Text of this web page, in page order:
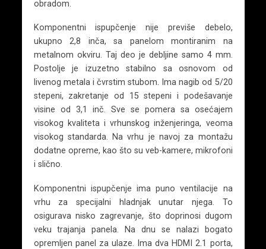
obradom.
Komponentni ispupčenje nije previše debelo,
ukupno 2,8 inča, sa panelom montiranim na
metalnom okviru. Taj deo je debljine samo 4 mm.
Postolje je izuzetno stabilno sa osnovom od
livenog metala i čvrstim stubom. Ima nagib od 5/20
stepeni, zakretanje od 15 stepeni i podešavanje
visine od 3,1 inč. Sve se pomera sa osećajem
visokog kvaliteta i vrhunskog inženjeringa, veoma
visokog standarda. Na vrhu je navoj za montažu
dodatne opreme, kao što su veb-kamere, mikrofoni
i slično.
Komponentni ispupčenje ima puno ventilacije na
vrhu za specijalni hladnjak unutar njega. To
osigurava nisko zagrevanje, što doprinosi dugom
veku trajanja panela. Na dnu se nalazi bogato
opremljen panel za ulaze. Ima dva HDMI 2.1 porta,